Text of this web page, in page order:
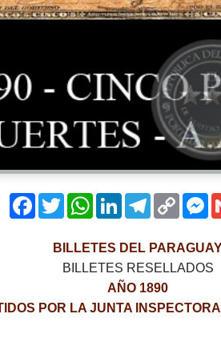
Facebook
TwitterWhatsApp
LinkedInTelegram
Copy
Link
BILLETES DEL
BILLETES RESELLADOS
AÑO 1890
POR LA JUNTA